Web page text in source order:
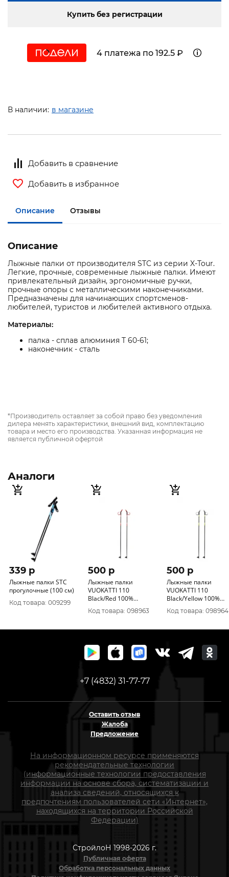
Купить без регистрации
4 платежа по 192.5 ₽
В наличии: в магазине
Добавить в сравнение
Добавить в избранное
Описание Отзывы
Описание
Лыжные палки от производителя STC из серии X-Tour.
Легкие, прочные, современные лыжные палки. Имеют
привлекательный дизайн, эргономичные ручки,
прочные опоры с металлическими наконечниками.
Предназначены для начинающих спортсменов-
любителей, туристов и любителей активного отдыха.
Материалы:
палка - сплав алюминия T 60-61;
наконечник - сталь
*Производитель оставляет за собой право без уведомления
дилера менять характеристики, внешний вид, комплектацию
товара и место его производства. Указанная информация не
является публичной офертой
Аналоги
339 p
Лыжные палки STC
прогулочные (100 см)
Код товара: 009299
500 p
Лыжные палки
VUOKATTI 110
Black/Red 100%
стекловолокно
Код товара: 098963
500 p
Лыжные палки
VUOKATTI 110
Black/Yellow 100%
стекловолокно
Код товара: 098964
+7 (4832) 31-77-77
Оставить отзыв
Жалоба
Предложение
На информационном ресурсе применяются
рекомендательные технологии
(информационные технологии предоставления
информации на основе сбора, систематизации и
анализа сведений, относящихся к
предпочтениям пользователей сети «Интернет»,
находящихся на территории Российской
Федерации)
СтройлоН 1998-2026 г.
Публичная оферта
Обработка персональных данных